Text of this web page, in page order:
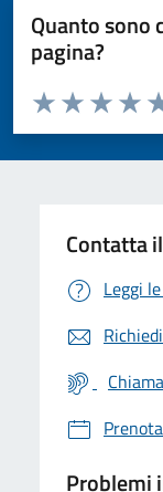
Quanto sono
pagina?
Valuta da 1 a 5 stelle
Valuta 3
Valuta 2
Valuta 1 stelle su
Contatta
Leggi
Problemi